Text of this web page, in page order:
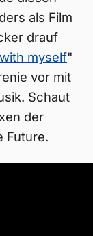
als Film
drauf
myself"
vor mit
Schaut
der
Future.